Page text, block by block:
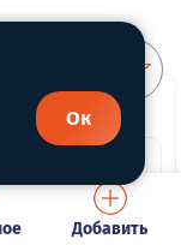
Добавить
Ок